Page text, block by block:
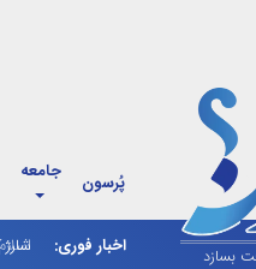
بسازد
پُرسون جامعه
اخبار فوری: